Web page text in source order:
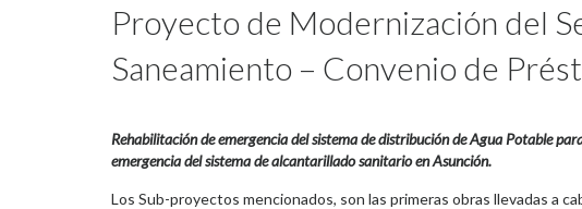
Proyecto de Modernización del
Saneamiento – Convenio de
Rehabilitación de emergencia del sistema de distribución de Agua Potable
emergencia del sistema de alcantarillado sanitario en Asunción.
Los Sub-proyectos mencionados, son las primeras obras llevadas a